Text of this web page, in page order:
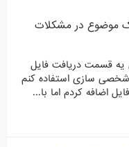
موضوع در مشکلات
یه قسمت دریافت فایل
شخصی سازی استفاده کنم
اضافه کردم اما با...